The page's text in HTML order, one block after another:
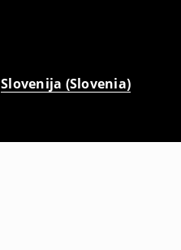
Slovenija (Slovenia)